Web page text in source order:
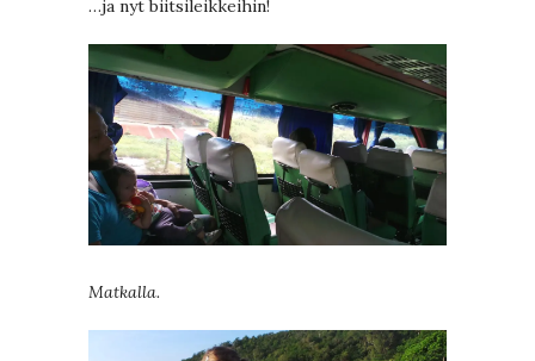
…ja nyt biitsileikkeihin!
Matkalla.